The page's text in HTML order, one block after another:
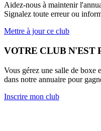
Aidez-nous à maintenir
Signalez toute erreur ou
Mettre à jour ce club
VOTRE CLUB N'EST
Vous gérez une salle de boxe
dans notre annuaire pour
Inscrire mon club